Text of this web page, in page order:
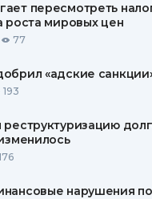
пересмотреть
роста мировых цен
77
«адские
193
реструктуризацию
нарушения